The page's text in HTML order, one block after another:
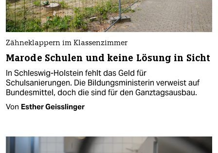
Zähneklappern im Klassenzimmer
Marode Schulen und keine Lösung in Sicht
In Schleswig-Holstein fehlt das Geld für
Schulsanierungen. Die Bildungsministerin verweist auf
Bundesmittel, doch die sind für den Ganztagsausbau.
Von Esther Geisslinger